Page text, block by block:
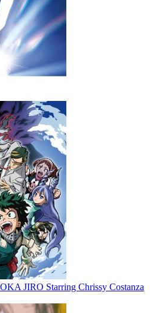
JIRO Starring Chrissy Costanza